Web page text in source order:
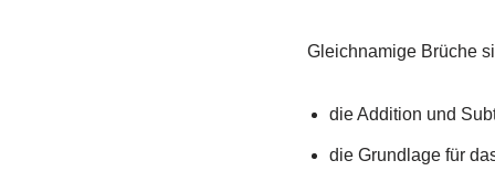
Gleichnamige Brüche
die Addition und
die Grundlage für